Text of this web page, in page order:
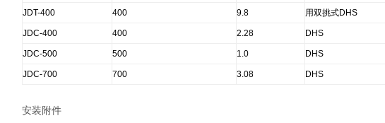
JDT-400 400 9.8 用双挑式DHS
JDC-400 400 2.28 DHS
JDC-500 500 1.0 DHS
JDC-700 700 3.08 DHS
安装附件